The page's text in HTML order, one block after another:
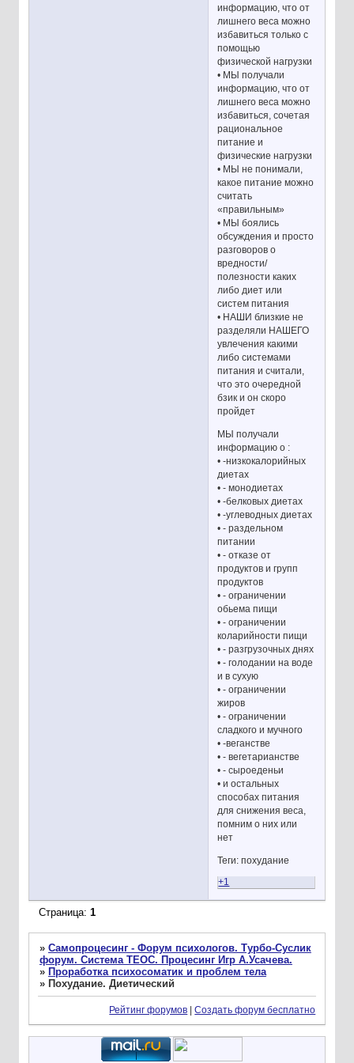
информацию, что от
лишнего веса можно
избавиться только с
помощью
физической нагрузки
• МЫ получали
информацию, что от
лишнего веса можно
избавиться, сочетая
рациональное
питание и
физические нагрузки
• МЫ не понимали,
какое питание можно
считать
«правильным»
• МЫ боялись
обсуждения и просто
разговоров о
вредности/
полезности каких
либо диет или
систем питания
• НАШИ близкие не
разделяли НАШЕГО
увлечения какими
либо системами
питания и считали,
что это очередной
бзик и он скоро
пройдет
МЫ получали
информацию о :
• -низкокалорийных
диетах
• - монодиетах
• -белковых диетах
• -углеводных диетах
• - раздельном
питании
• - отказе от
продуктов и групп
продуктов
• - ограничении
обьема пищи
• - ограничении
коларийности пищи
• - разгрузочных днях
• - голодании на воде
и в сухую
• - ограничении
жиров
• - ограничении
сладкого и мучного
• -веганстве
• - вегетарианстве
• - сыроеденьи
• и остальных
способах питания
для снижения веса,
помним о них или
нет
Теги: похудание
+1
Страница: 1
» Самопроцесинг - Форум психологов. Турбо-Суслик
форум. Система ТЕОС. Процесинг Игр А.Усачева.
» Проработка психосоматик и проблем тела
» Похудание. Диетический
Рейтинг форумов |Создать форум бесплатно